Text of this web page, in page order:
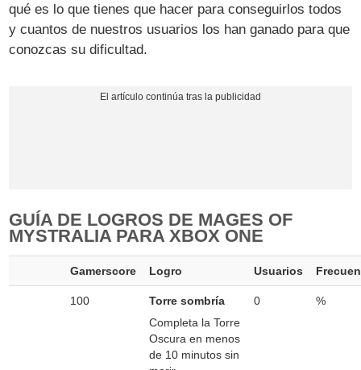
qué es lo que tienes que hacer para conseguirlos todos
y cuantos de nuestros usuarios los han ganado para que
conozcas su dificultad.
GUÍA DE LOGROS DE MAGES OF
MYSTRALIA PARA XBOX ONE
Gamerscore Logro Usuarios
100
Torre sombría
Completa la Torre
Oscura en menos
de 10 minutos sin
0 %